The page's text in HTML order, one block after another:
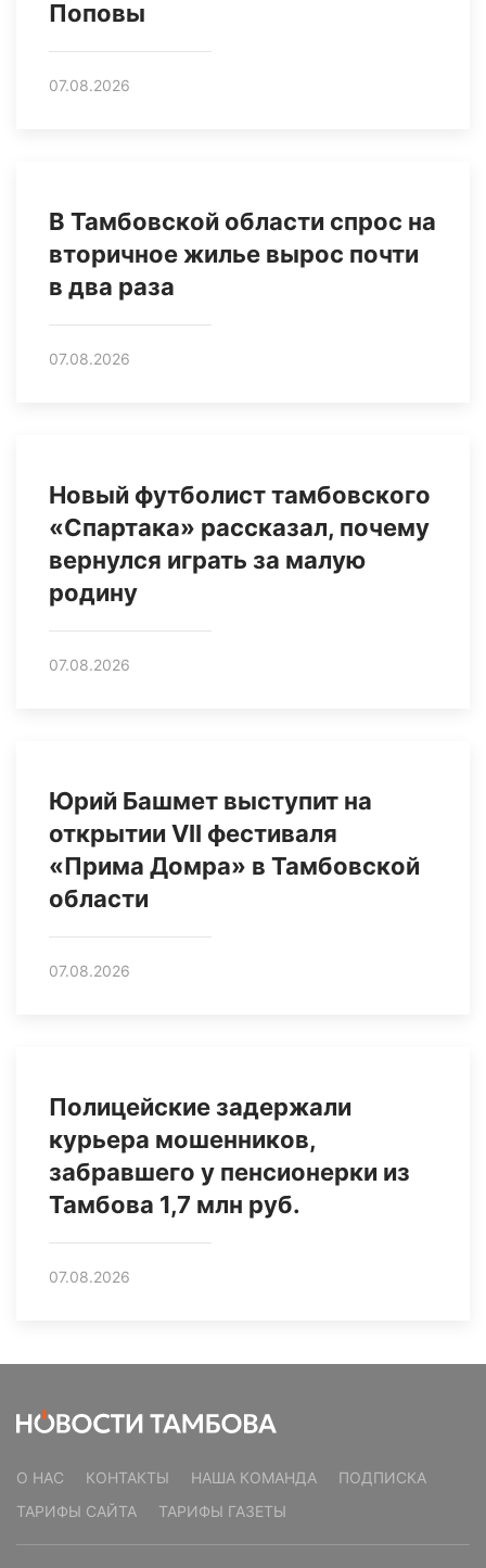
Поповы
07.08.2026
В Тамбовской области спрос на
вторичное жилье вырос почти
в два раза
07.08.2026
Новый футболист тамбовского
«Спартака» рассказал, почему
вернулся играть за малую
родину
07.08.2026
Юрий Башмет выступит на
открытии VII фестиваля
«Прима Домра» в Тамбовской
области
07.08.2026
Полицейские задержали
курьера мошенников,
забравшего у пенсионерки из
Тамбова 1,7 млн руб.
07.08.2026
О НАС КОНТАКТЫ НАША КОМАНДА
ПОДПИСКА
ТАРИФЫ САЙТА
ТАРИФЫ ГАЗЕТЫ